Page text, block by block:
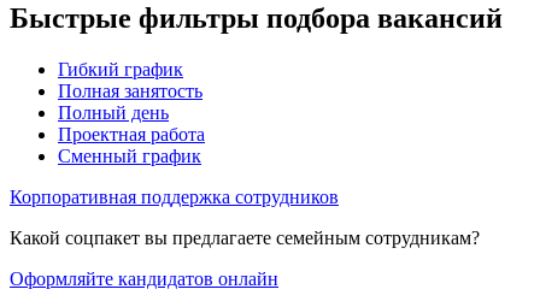
Быстрые фильтры подбора вакансий
Гибкий график
Полная занятость
Полный день
Проектная работа
Сменный график
Корпоративная поддержка сотрудников
Какой соцпакет вы предлагаете семейным сотрудникам?
Оформляйте кандидатов онлайн